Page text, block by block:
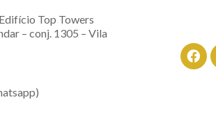
Top Towers
– conj. 1305 – Vila